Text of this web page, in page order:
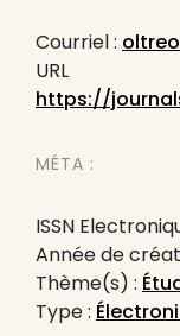
Courriel :
https://
MÉTA :
ISSN
Année de
Thème(s) :
Type :